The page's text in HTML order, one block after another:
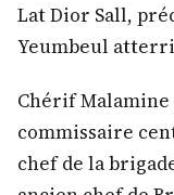
Lat Dior Sall,
Yeumbeul
Chérif Malamine
commissaire
chef de la